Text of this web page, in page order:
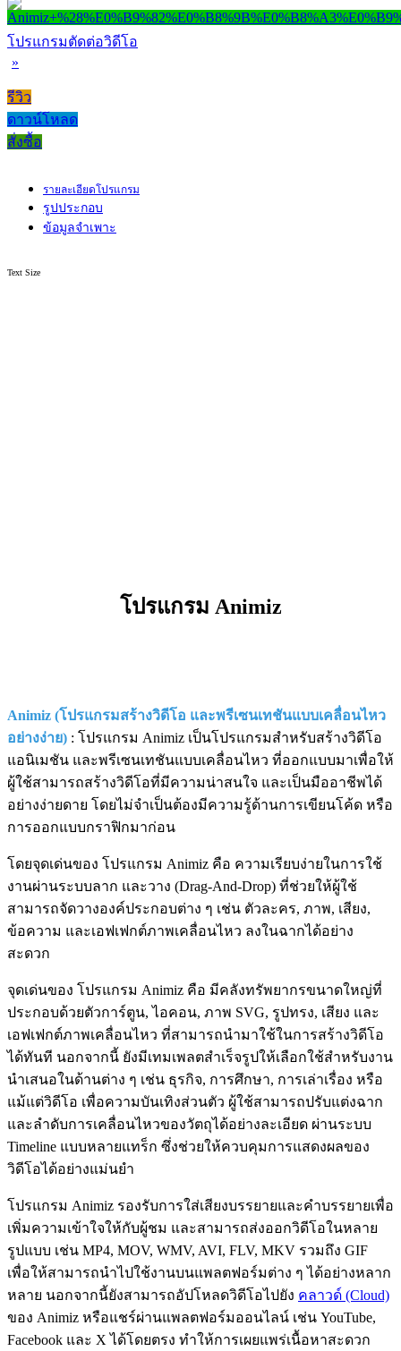
โปรแกรมตัดต่อวิดีโอ
»
รีวิว
ดาวน์โหลด
สั่งซื้อ
รายละเอียดโปรแกรม
รูปประกอบ
ข้อมูลจำเพาะ
Text Size
โปรแกรม Animiz
Animiz (โปรแกรมสร้างวิดีโอ และพรีเซนเทชันแบบเคลื่อนไหว
อย่างง่าย) : โปรแกรม Animiz เป็นโปรแกรมสำหรับสร้างวิดีโอ
แอนิเมชัน และพรีเซนเทชันแบบเคลื่อนไหว ที่ออกแบบมาเพื่อให้
ผู้ใช้สามารถสร้างวิดีโอที่มีความน่าสนใจ และเป็นมืออาชีพได้
อย่างง่ายดาย โดยไม่จำเป็นต้องมีความรู้ด้านการเขียนโค้ด หรือ
การออกแบบกราฟิกมาก่อน
โดยจุดเด่นของ โปรแกรม Animiz คือ ความเรียบง่ายในการใช้
งานผ่านระบบลาก และวาง (Drag-And-Drop) ที่ช่วยให้ผู้ใช้
สามารถจัดวางองค์ประกอบต่าง ๆ เช่น ตัวละคร, ภาพ, เสียง,
ข้อความ และเอฟเฟกต์ภาพเคลื่อนไหว ลงในฉากได้อย่าง
สะดวก
จุดเด่นของ โปรแกรม Animiz คือ มีคลังทรัพยากรขนาดใหญ่ที่
ประกอบด้วยตัวการ์ตูน, ไอคอน, ภาพ SVG, รูปทรง, เสียง และ
เอฟเฟกต์ภาพเคลื่อนไหว ที่สามารถนำมาใช้ในการสร้างวิดีโอ
ได้ทันที นอกจากนี้ ยังมีเทมเพลตสำเร็จรูปให้เลือกใช้สำหรับงาน
นำเสนอในด้านต่าง ๆ เช่น ธุรกิจ, การศึกษา, การเล่าเรื่อง หรือ
แม้แต่วิดีโอ เพื่อความบันเทิงส่วนตัว ผู้ใช้สามารถปรับแต่งฉาก
และลำดับการเคลื่อนไหวของวัตถุได้อย่างละเอียด ผ่านระบบ
Timeline แบบหลายแทร็ก ซึ่งช่วยให้ควบคุมการแสดงผลของ
วิดีโอได้อย่างแม่นยำ
โปรแกรม Animiz รองรับการใส่เสียงบรรยายและคำบรรยายเพื่อ
เพิ่มความเข้าใจให้กับผู้ชม และสามารถส่งออกวิดีโอในหลาย
รูปแบบ เช่น MP4, MOV, WMV, AVI, FLV, MKV รวมถึง GIF
เพื่อให้สามารถนำไปใช้งานบนแพลตฟอร์มต่าง ๆ ได้อย่างหลาก
หลาย นอกจากนี้ยังสามารถอัปโหลดวิดีโอไปยัง คลาวด์ (Cloud)
ของ Animiz หรือแชร์ผ่านแพลตฟอร์มออนไลน์ เช่น YouTube,
Facebook และ X ได้โดยตรง ทำให้การเผยแพร่เนื้อหาสะดวก